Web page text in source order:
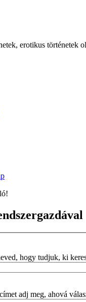
erotikus történetek
hogy tudjuk, ki
adj meg, ahová